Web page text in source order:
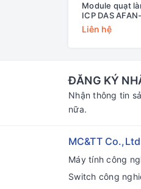
Module quạt
ICP DAS
Liên hệ
ĐĂNG KÝ
Nhận thông tin
nữa.
MC&TT Co.,Ltd
Máy tính công
Switch công